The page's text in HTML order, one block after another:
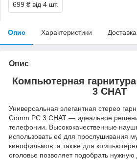
699 ₴ від 4 шт.
Опис Характеристики Доставка
Опис
Компьютерная
3 CHAT
Универсальная элегантная стерео
Comm PC 3 CHAT — идеальное
телефонии. Высококачественные
использовать её для прослушивания
кинофильмов, а также для
оголовье позволяет подобрать